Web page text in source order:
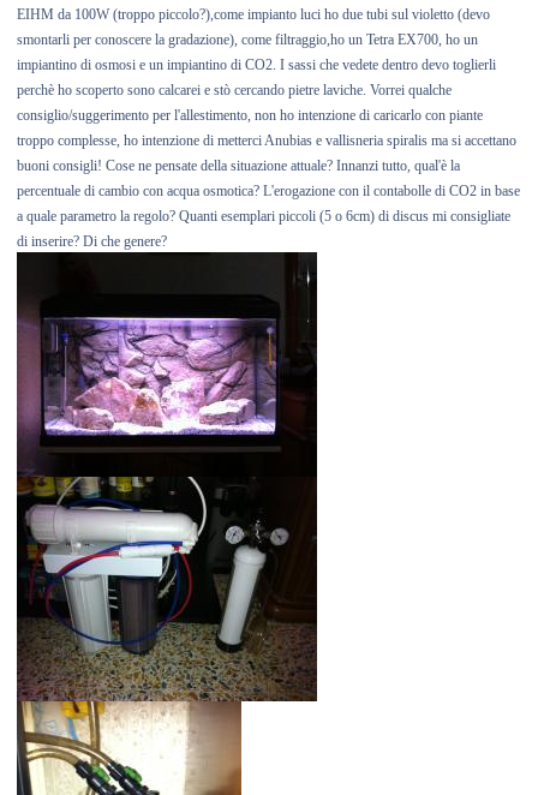
EIHM da 100W (troppo piccolo?),come impianto luci ho due tubi sul violetto (devo
smontarli per conoscere la gradazione), come filtraggio,ho un Tetra EX700, ho un
impiantino di osmosi e un impiantino di CO2. I sassi che vedete dentro devo toglierli
perchè ho scoperto sono calcarei e stò cercando pietre laviche. Vorrei qualche
consiglio/suggerimento per l'allestimento, non ho intenzione di caricarlo con piante
troppo complesse, ho intenzione di metterci Anubias e vallisneria spiralis ma si accettano
buoni consigli! Cose ne pensate della situazione attuale? Innanzi tutto, qual'è la
percentuale di cambio con acqua osmotica? L'erogazione con il contabolle di CO2 in base
a quale parametro la regolo? Quanti esemplari piccoli (5 o 6cm) di discus mi consigliate
di inserire? Di che genere?